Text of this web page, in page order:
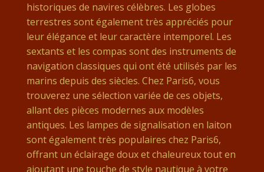
historiques de navires célèbres. Les globes
terrestres sont également très appréciés pour
leur élégance et leur caractère intemporel. Les
sextants et les compas sont des instruments de
navigation classiques qui ont été utilisés par les
marins depuis des siècles. Chez Paris6, vous
trouverez une sélection variée de ces objets,
allant des pièces modernes aux modèles
antiques. Les lampes de signalisation en laiton
sont également très populaires chez Paris6,
offrant un éclairage doux et chaleureux tout en
ajoutant une touche de style nautique à votre